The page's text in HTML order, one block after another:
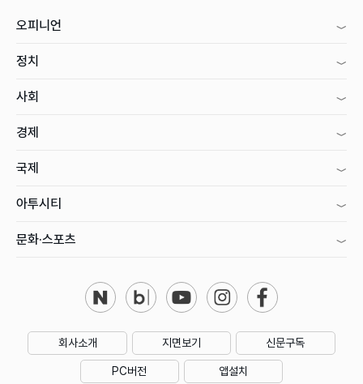
오피니언
정치
사회
경제
국제
아투시티
문화·스포츠
회사소개 지면보기 신문구독
PC버전 앱설치